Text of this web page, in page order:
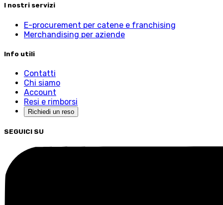
I nostri servizi
E-procurement per catene e franchising
Merchandising per aziende
Info utili
Contatti
Chi siamo
Account
Resi e rimborsi
Richiedi un reso
SEGUICI SU